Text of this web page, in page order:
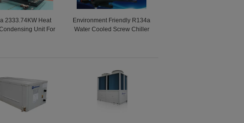
2333.74KW Heat
Unit For
Environment Friendly R134a
Water Cooled Screw Chiller